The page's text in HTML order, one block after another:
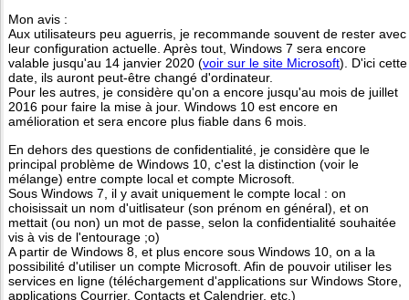
Mon avis :
Aux utilisateurs peu aguerris, je recommande souvent de rester avec
leur configuration actuelle. Après tout, Windows 7 sera encore
valable jusqu'au 14 janvier 2020 (voir sur le site Microsoft). D'ici cette
date, ils auront peut-être changé d'ordinateur.
Pour les autres, je considère qu'on a encore jusqu'au mois de juillet
2016 pour faire la mise à jour. Windows 10 est encore en
amélioration et sera encore plus fiable dans 6 mois.
En dehors des questions de confidentialité, je considère que le
principal problème de Windows 10, c'est la distinction (voir le
mélange) entre compte local et compte Microsoft.
Sous Windows 7, il y avait uniquement le compte local : on
choisissait un nom d'uitlisateur (son prénom en général), et on
mettait (ou non) un mot de passe, selon la confidentialité souhaitée
vis à vis de l'entourage ;o)
A partir de Windows 8, et plus encore sous Windows 10, on a la
possibilité d'utiliser un compte Microsoft. Afin de pouvoir utiliser les
services en ligne (téléchargement d'applications sur Windows Store,
applications Courrier, Contacts et Calendrier, etc.)